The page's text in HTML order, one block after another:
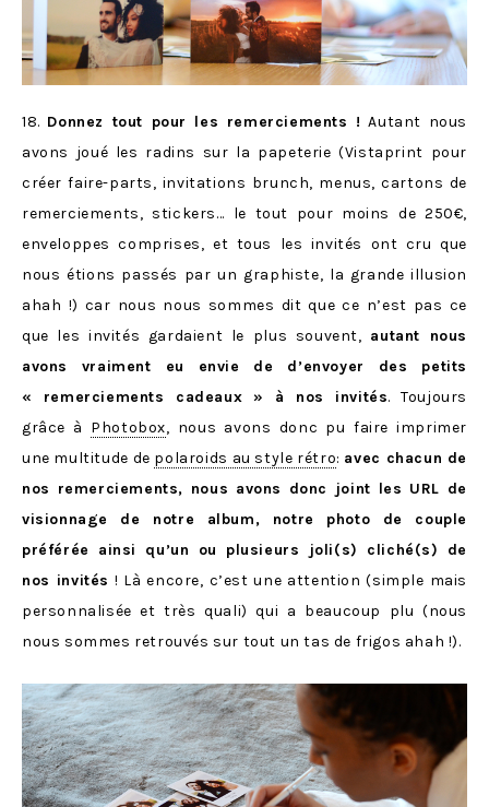
18. Donnez tout pour les remerciements ! Autant nous
avons joué les radins sur la papeterie (Vistaprint pour
créer faire-parts, invitations brunch, menus, cartons de
remerciements, stickers… le tout pour moins de 250€,
enveloppes comprises, et tous les invités ont cru que
nous étions passés par un graphiste, la grande illusion
ahah !) car nous nous sommes dit que ce n’est pas ce
que les invités gardaient le plus souvent, autant nous
avons vraiment eu envie de d’envoyer des petits
« remerciements cadeaux » à nos invités. Toujours
grâce à Photobox, nous avons donc pu faire imprimer
une multitude de polaroids au style rétro: avec chacun de
nos remerciements, nous avons donc joint les URL de
visionnage de notre album, notre photo de couple
préférée ainsi qu’un ou plusieurs joli(s) cliché(s) de
nos invités ! Là encore, c’est une attention (simple mais
personnalisée et très quali) qui a beaucoup plu (nous
nous sommes retrouvés sur tout un tas de frigos ahah !).